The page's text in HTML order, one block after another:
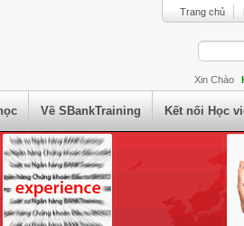
Trang chủ
Xin Chào
Về SBankTraining Kết nối Học